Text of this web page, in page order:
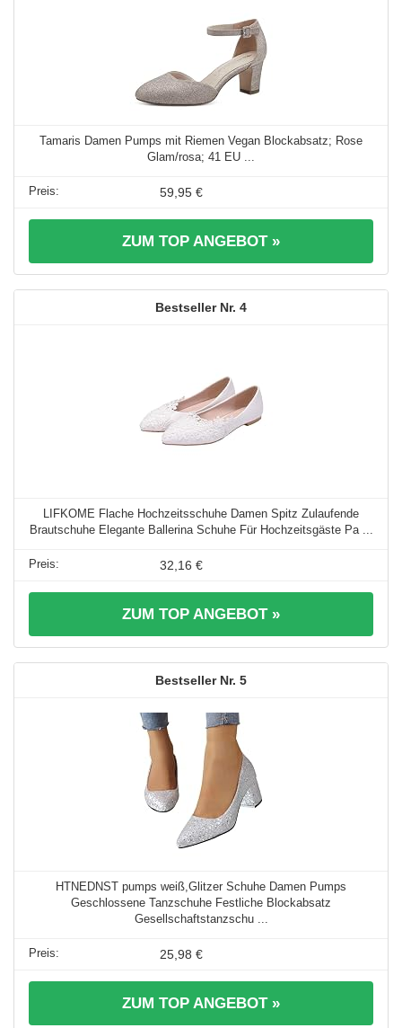
Tamaris Damen Pumps mit Riemen Vegan Blockabsatz; Rose
Glam/rosa; 41 EU ...
59,95 €
ZUM TOP ANGEBOT »
4
LIFKOME Flache Hochzeitsschuhe Damen Spitz Zulaufende
Brautschuhe Elegante Ballerina Schuhe Für Hochzeitsgäste Pa ...
32,16 €
ZUM TOP ANGEBOT »
5
HTNEDNST pumps weiß,Glitzer Schuhe Damen Pumps
Geschlossene Tanzschuhe Festliche Blockabsatz
Gesellschaftstanzschu ...
25,98 €
ZUM TOP ANGEBOT »